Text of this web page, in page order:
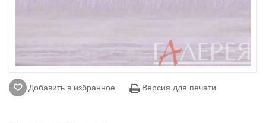
Добавить в избранное Версия для печати